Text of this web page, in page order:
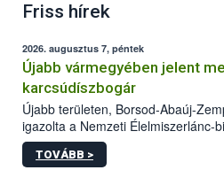
Friss hírek
2026. augusztus 7, péntek
Újabb vármegyében jelent
karcsúdíszbogár
Újabb területen, Borsod-Abaúj-
igazolta a Nemzeti Élelmiszerlánc-
kőrisrontó karcsúdíszbogár (Agrilus
kártevőt nem csak színcsapdában
TOVÁBB >